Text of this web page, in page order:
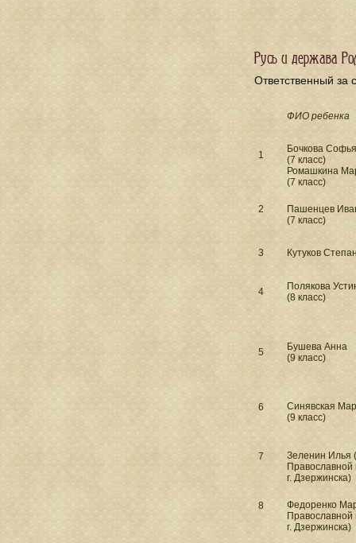
Русь и держава
Ответственный за
ФИО ребенка
1
Бочкова Софья
(7 класс)
Ромашкина
(7 класс)
2
Пашенцев
(7 класс)
3 Кутуков
4
Полякова
(8 класс)
5
Бушева Анна
(9 класс)
6
Синявская
(9 класс)
7
Зеленин Илья
Православной
г. Дзержинска)
8
Федоренко
Православной
г. Дзержинска)